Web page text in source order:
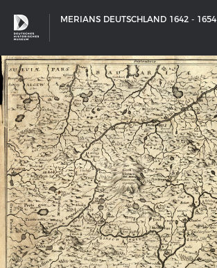
MERIANS DEUTSCHLAND 1642 - 1654